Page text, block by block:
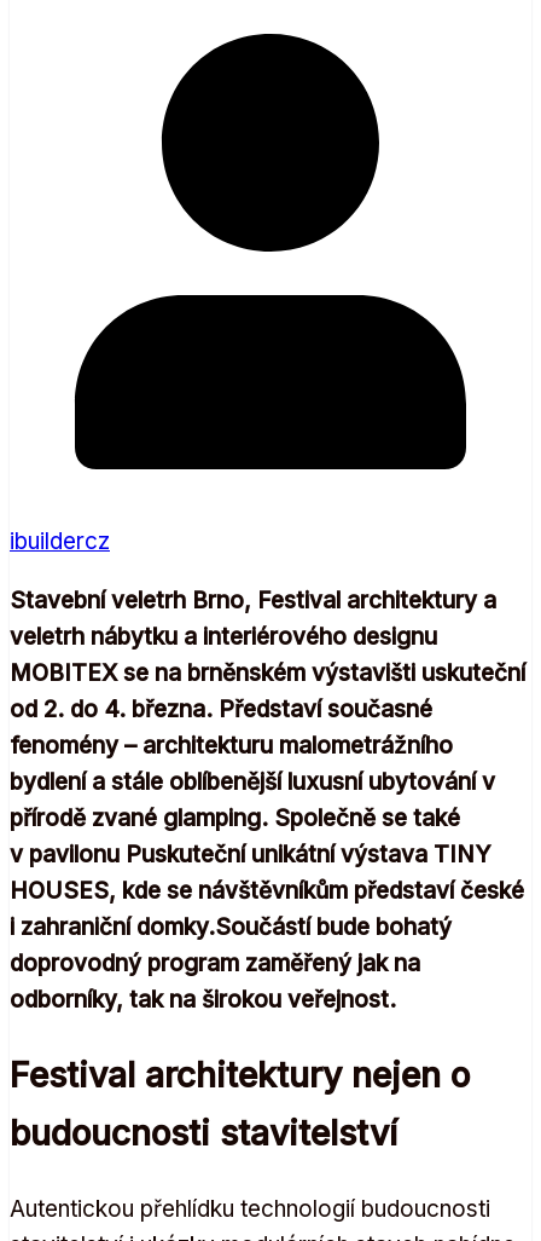
ibuildercz
Stavební veletrh Brno, Festival architektury a
veletrh nábytku a interiérového designu
MOBITEX se na brněnském výstavišti uskuteční
od 2. do 4. března. Představí současné
fenomény – architekturu malometrážního
bydlení a stále oblíbenější luxusní ubytování v
přírodě zvané glamping. Společně se také
v pavilonu Puskuteční unikátní výstava TINY
HOUSES, kde se návštěvníkům představí české
i zahraniční domky.Součástí bude bohatý
doprovodný program zaměřený jak na
odborníky, tak na širokou veřejnost.
Festival architektury nejen o
budoucnosti stavitelství
Autentickou přehlídku technologií budoucnosti